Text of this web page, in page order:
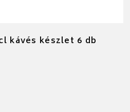
kávés készlet 6 db